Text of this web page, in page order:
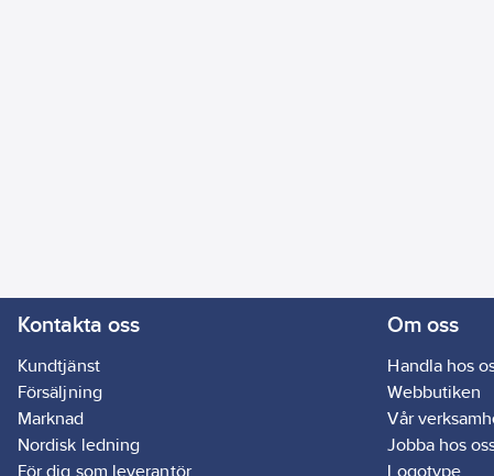
Kontakta oss
Kundtjänst
Försäljning
Marknad
Nordisk ledning
För dig som leverantör
Om oss
Handla hos
Webbutiken
Vår
Jobba hos
Logotype